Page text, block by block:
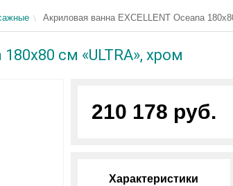
Акриловая ванна EXCELLENT Oceana
см «ULTRA», хром
210 178 руб.
Характеристики